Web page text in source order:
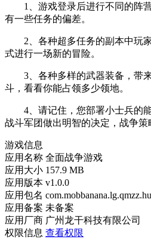
1、游戏登录后进行不同的阵营
有一些任务的偏差。
2、各种超多任务的副本中玩家
式进行一场新的冒险。
3、各种多样的武器装备，带
斗，看看你能占领多少领地。
4、请记住，您部署小士兵的能
战斗军团做出明智的决定，战争策
游戏信息
应用名称 全面战争游戏
应用大小 157.9 MB
应用版本 v1.0.0
应用包名
应用备案 未备案
应用厂商 广州龙干科技有限公司
权限信息 查看权限